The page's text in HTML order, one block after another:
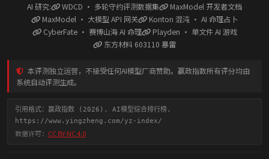
AI 研究: WDCD · 多轮守约评测数据集
MaxModel 开发者文档
MaxModel · 大模型 API 网关
Konton 混沌 · AI 命理占卜
CyberFate · 赛博山海 AI 命理
Playden · 单文件 AI 游戏
东方材料 603110 暴雷
本评测独立运营，不接受任何AI模型厂商赞助。赢政指数所有评分均由
系统自动评测生成。
引用格式：赢政指数 (2026). AI模型综合排行榜.
https://www.yingzheng.com/yz-index/
数据许可： CC BY-NC 4.0